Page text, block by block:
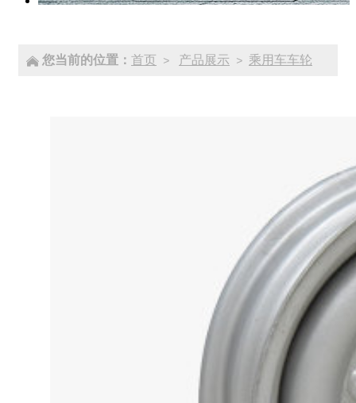
您当前的位置： 首页 > 产品展示 > 乘用车车轮